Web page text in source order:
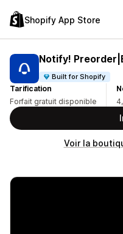
Shopify App Store
Notify!
Built for Shopify
Tarification
Forfait gratuit disponible
Voir la